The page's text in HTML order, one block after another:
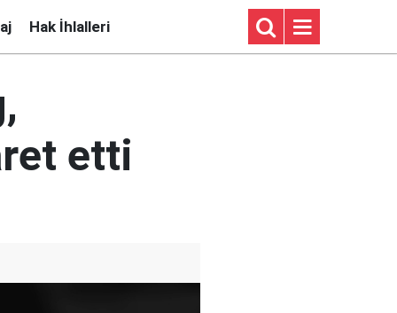
Hak İhlalleri
etti